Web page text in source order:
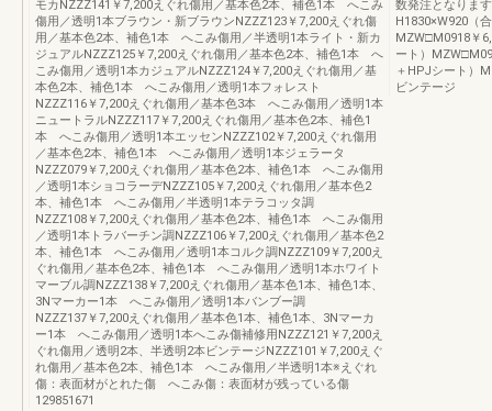
モカNZZZ141￥7,200えぐれ傷用／基本色2本、補色1本 へこみ
傷用／透明1本ブラウン・新ブラウンNZZZ123￥7,200えぐれ傷
用／基本色2本、補色1本 へこみ傷用／半透明1本ライト・新カ
ジュアルNZZZ125￥7,200えぐれ傷用／基本色2本、補色1本 へ
こみ傷用／透明1本カジュアルNZZZ124￥7,200えぐれ傷用／基
本色2本、補色1本 へこみ傷用／透明1本フォレスト
NZZZ116￥7,200えぐれ傷用／基本色3本 へこみ傷用／透明1本
ニュートラルNZZZ117￥7,200えぐれ傷用／基本色2本、補色1
本 へこみ傷用／透明1本エッセンNZZZ102￥7,200えぐれ傷用
／基本色2本、補色1本 へこみ傷用／透明1本ジェラータ
NZZZ079￥7,200えぐれ傷用／基本色2本、補色1本 へこみ傷用
／透明1本ショコラーデNZZZ105￥7,200えぐれ傷用／基本色2
本、補色1本 へこみ傷用／半透明1本テラコッタ調
NZZZ108￥7,200えぐれ傷用／基本色2本、補色1本 へこみ傷用
／透明1本トラバーチン調NZZZ106￥7,200えぐれ傷用／基本色2
本、補色1本 へこみ傷用／透明1本コルク調NZZZ109￥7,200え
ぐれ傷用／基本色2本、補色1本 へこみ傷用／透明1本ホワイト
マーブル調NZZZ138￥7,200えぐれ傷用／基本色1本、補色1本、
3Nマーカー1本 へこみ傷用／透明1本バンブー調
NZZZ137￥7,200えぐれ傷用／基本色1本、補色1本、3Nマーカ
ー1本 へこみ傷用／透明1本へこみ傷補修用NZZZ121￥7,200え
ぐれ傷用／透明2本、半透明2本ビンテージNZZZ101￥7,200えぐ
れ傷用／基本色2本、補色1本 へこみ傷用／半透明1本※えぐれ
傷：表面材がとれた傷 へこみ傷：表面材が残っている傷
129851671
数発注となりま
H1830×W920（
MZW□M0918￥
ート）
＋HPJシート）
ビンテージ